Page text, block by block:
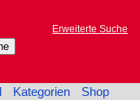
Erweiterte Suche
Kategorien Shop